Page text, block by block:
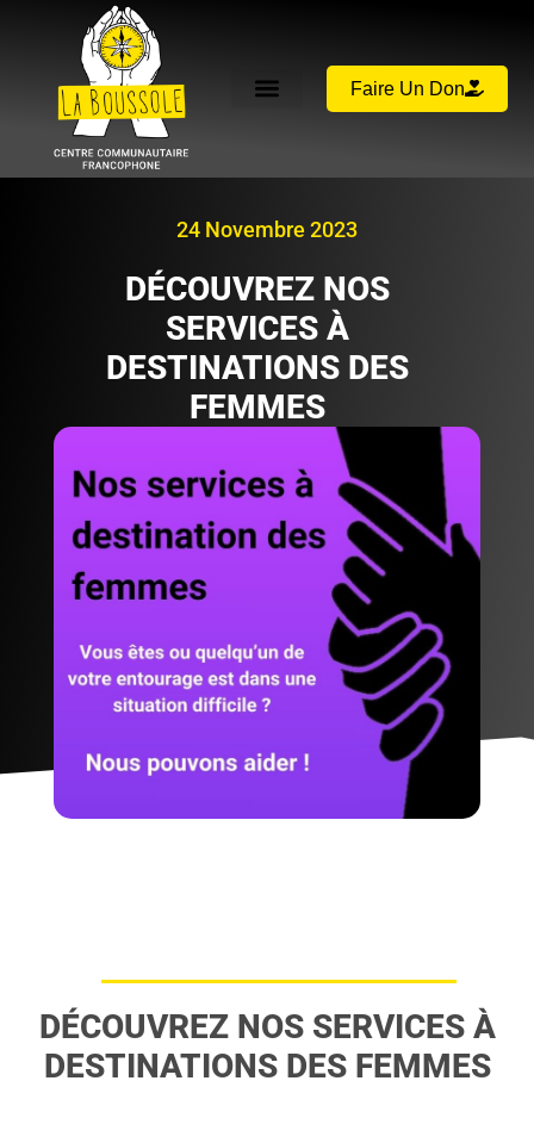
Faire Un Don
24 Novembre 2023
DÉCOUVREZ NOS
SERVICES À
DESTINATIONS DES
FEMMES
DÉCOUVREZ NOS SERVICES À
DESTINATIONS DES FEMMES